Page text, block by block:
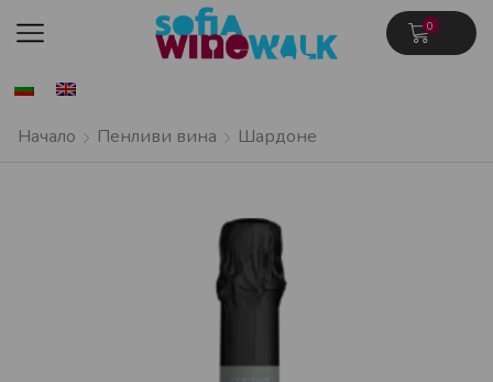
0
Начало Пенливи вина Шардоне